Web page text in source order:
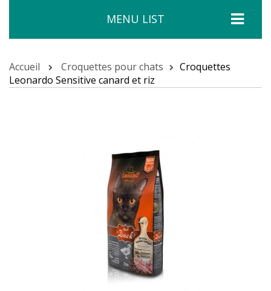
MENU LIST
Accueil Croquettes pour chats
Croquettes
Leonardo Sensitive canard et riz